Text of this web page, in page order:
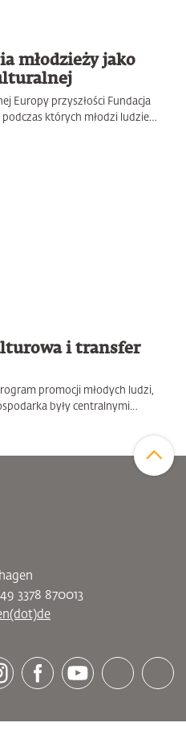
młodzieży jako
Europy przyszłości Fundacja
których młodzi ludzie…
i transfer
promocji młodych ludzi,
były centralnymi…
3378 870013